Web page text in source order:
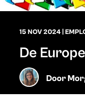
15 NOV 2024|
De
Door